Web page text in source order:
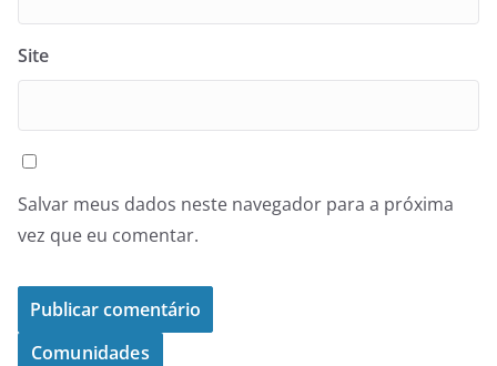
Site
Salvar meus dados neste navegador para a próxima
vez que eu comentar.
Comunidades